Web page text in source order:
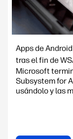
Apps de
tras el fin de
Microsoft
Subsystem for
usándolo y las